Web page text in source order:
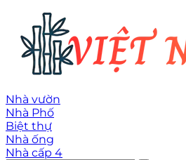
Nhà vườn
Nhà Phố
Biệt thự
Nhà ống
Nhà cấp 4